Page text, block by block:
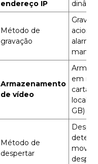
endereço IP
Método de
gravação
manual
Armazenamento
de vídeo
em
cartão
local
GB)
Método de
despertar